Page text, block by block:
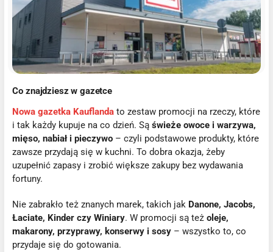
Co znajdziesz w gazetce
Nowa gazetka Kauflanda to zestaw promocji na rzeczy, które
i tak każdy kupuje na co dzień. Sąświeże owoce i warzywa,
mięso, nabiał i pieczywo – czyli podstawowe produkty, które
zawsze przydają się w kuchni. To dobra okazja, żeby
uzupełnić zapasy i zrobić większe zakupy bez wydawania
fortuny.
Nie zabrakło też znanych marek, takich jak Danone, Jacobs,
Łaciate, Kinder czy Winiary. W promocji są teżoleje,
makarony, przyprawy, konserwy i sosy – wszystko to, co
przydaje się do gotowania.